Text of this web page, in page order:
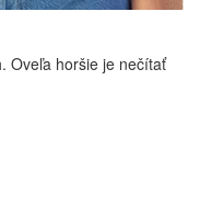
Oveľa horšie je nečítať